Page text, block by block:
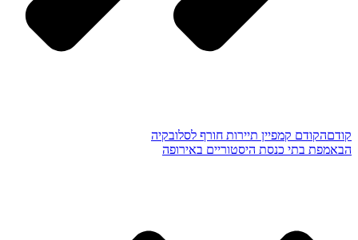
קודםהקודם קמפיין תיירות חורף לסלובקיה
הבאמפת בתי כנסת היסטוריים באירופה